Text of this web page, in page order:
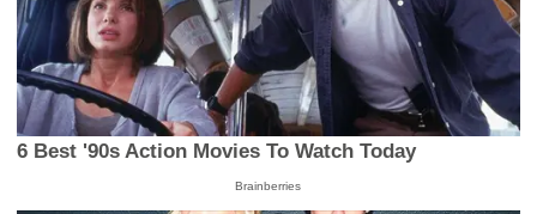
6 Best '90s Action Movies To Watch Today
Brainberries